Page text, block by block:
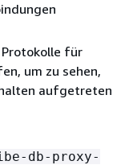
Protokolle für
um zu sehen,
aufgetreten
db-proxy-